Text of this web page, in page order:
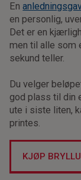
En
en personlig,
Det er en
men til alle som
sekund teller.
Du velger
god plass til din
ute i siste liten,
printes.
KJØP